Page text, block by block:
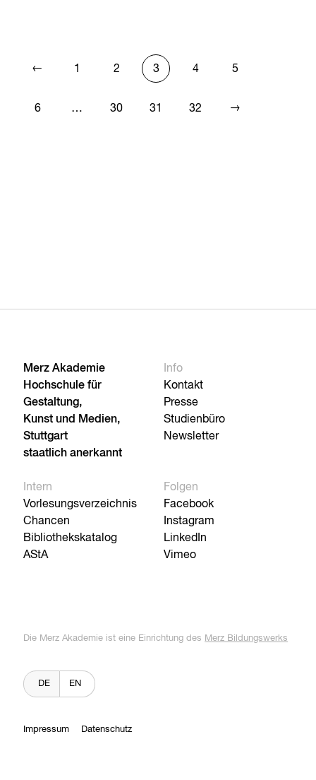
← 1 2 3 4 5
6 … 30 31 32 →
Merz Akademie
Hochschule für
Gestaltung,
Kunst und Medien,
Stuttgart
staatlich anerkannt
Info
Kontakt
Presse
Studienbüro
Newsletter
Intern
Vorlesungsverzeichnis
Chancen
Bibliothekskatalog
AStA
Folgen
Facebook
Instagram
LinkedIn
Vimeo
Die Merz Akademie ist eine Einrichtung des Merz Bildungswerks
DE EN
Impressum Datenschutz